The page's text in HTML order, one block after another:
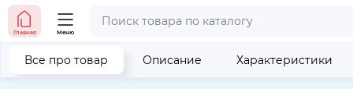
Главная Меню
Все про товар Описание Характеристики